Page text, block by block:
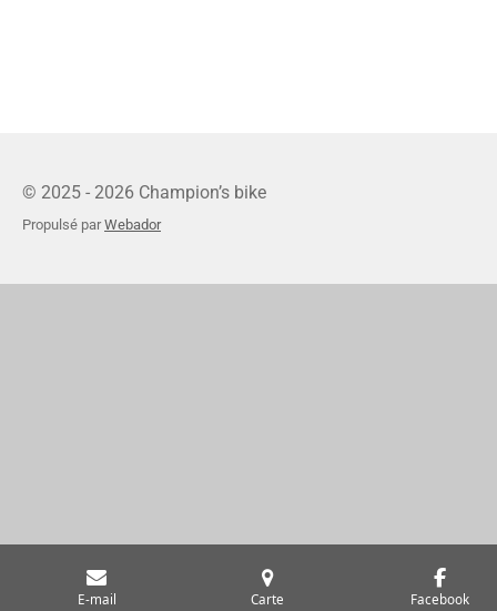
© 2025 - 2026 Champion’s bike
Propulsé parWebador
E-mail Carte Facebook